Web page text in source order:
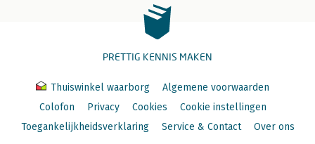
PRETTIG KENNIS MAKEN
Thuiswinkel waarborg
Algemene voorwaarden
Colofon
Privacy Cookies
Cookie instellingen
Toegankelijkheidsverklaring
Service & Contact Over ons